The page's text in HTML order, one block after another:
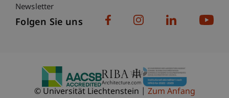
Newsletter
Folgen Sie uns
© Universität Liechtenstein Zum Anfang